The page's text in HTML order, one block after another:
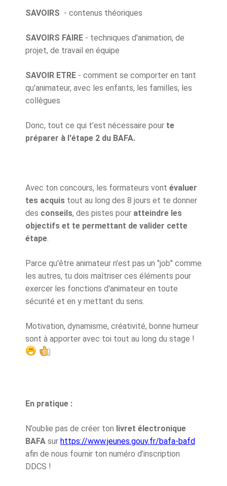
SAVOIRS - contenus théoriques
SAVOIRS FAIRE - techniques d'animation, de
projet, de travail en équipe
SAVOIR ETRE - comment se comporter en tant
qu'animateur, avec les enfants, les familles, les
collègues
Donc, tout ce qui t’est nécessaire pour te
préparer à l'étape 2 du BAFA.
Avec ton concours, les formateurs vont évaluer
tes acquis tout au long des 8 jours et te donner
des conseils, des pistes pour atteindre les
objectifs et te permettant de valider cette
étape.
Parce qu'être animateur n'est pas un "job" comme
les autres, tu dois maîtriser ces éléments pour
exercer les fonctions d'animateur en toute
sécurité et en y mettant du sens.
Motivation, dynamisme, créativité, bonne humeur
sont à apporter avec toi tout au long du stage !
En pratique :
N’oublie pas de créer ton livret électronique
BAFA sur https://www.jeunes.gouv.fr/bafa-bafd
afin de nous fournir ton numéro d’inscription
DDCS !